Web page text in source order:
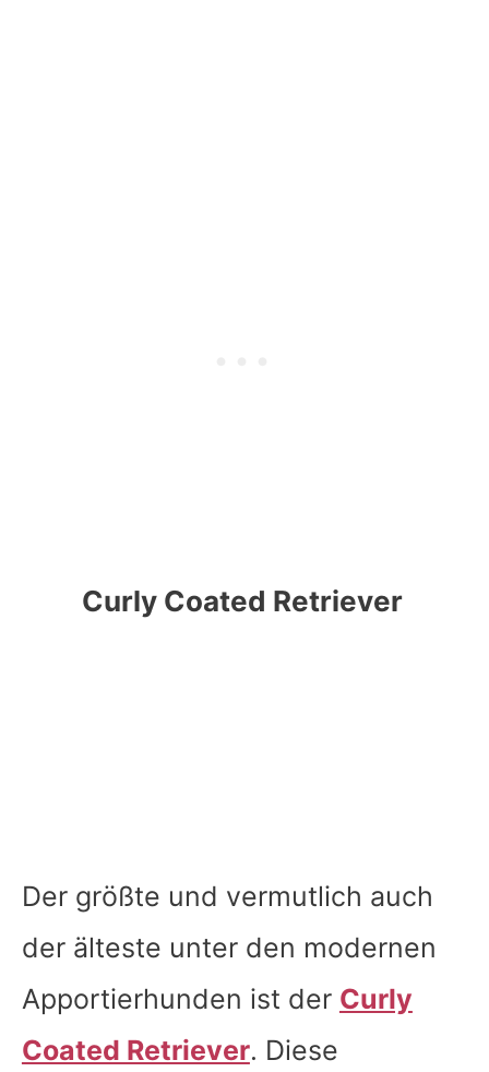
Curly Coated Retriever
Der größte und vermutlich auch
der älteste unter den modernen
Apportierhunden ist der Curly
Coated Retriever. Diese